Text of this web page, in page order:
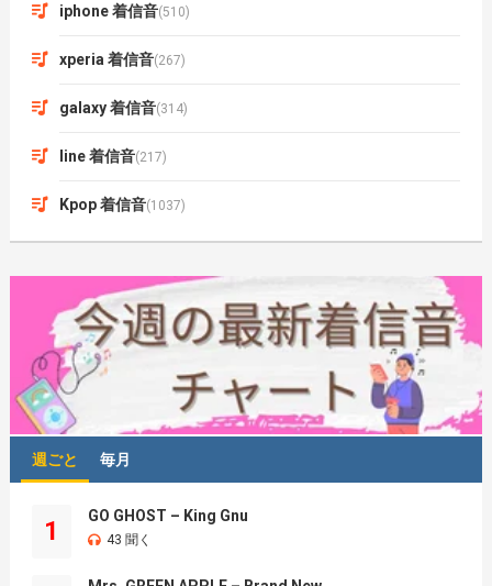
iphone 着信音(510)
xperia 着信音(267)
galaxy 着信音(314)
line 着信音(217)
Kpop 着信音(1037)
週ごと 毎月
1
GO GHOST – King Gnu
43 聞く